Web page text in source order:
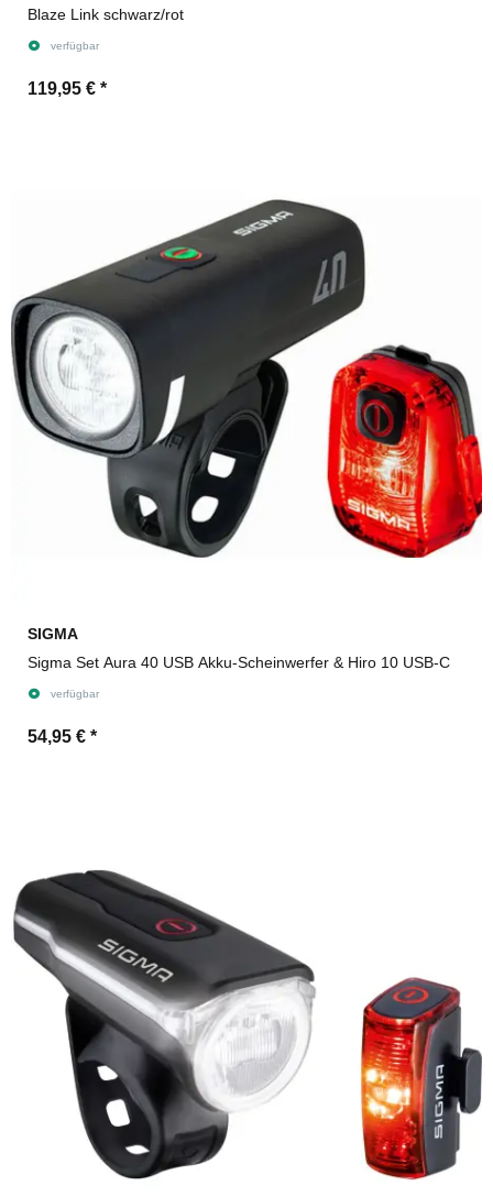
Blaze Link schwarz/rot
verfügbar
119,95 € *
SIGMA
Sigma Set Aura 40 USB Akku-Scheinwerfer & Hiro 10 USB-C
verfügbar
54,95 € *